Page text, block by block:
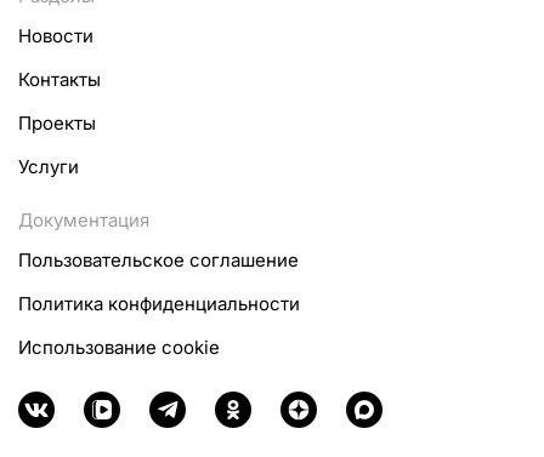
Новости
Контакты
Проекты
Услуги
Документация
Пользовательское соглашение
Политика конфиденциальности
Использование cookie